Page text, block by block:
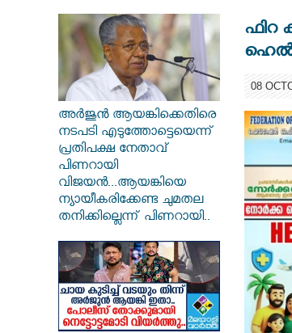
അർജുൻ ആയങ്കിക്കെതിരെ
നടപടി എടുത്തോട്ടെയെന്ന്
പ്രതിപക്ഷ നേതാവ്
പിണറായി
വിജയൻ...ആയങ്കിയെ
ന്യായീകരിക്കേണ്ട ചുമതല
തനിക്കില്ലെന്ന് പിണറായി..
ഫിറ
08